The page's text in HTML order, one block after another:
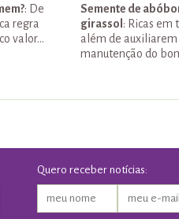
: De
regra
valor…
Semente de
girassol: Ricas em
além de auxiliarem
manutenção do
Quero receber notícias: